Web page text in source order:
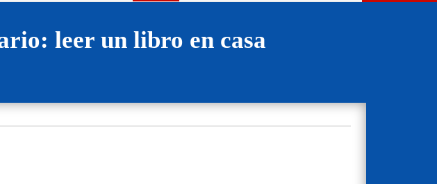
leer un libro en casa